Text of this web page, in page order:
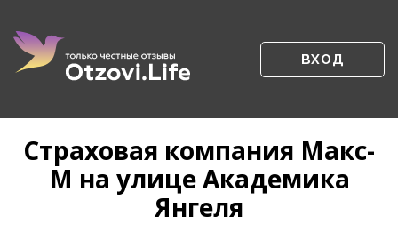
ВХОД
Страховая компания Макс-
М на улице Академика
Янгеля